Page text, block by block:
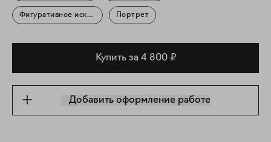
Фигуративное искусство Портрет
Купить за 4 800 ₽
Добавить оформление работе